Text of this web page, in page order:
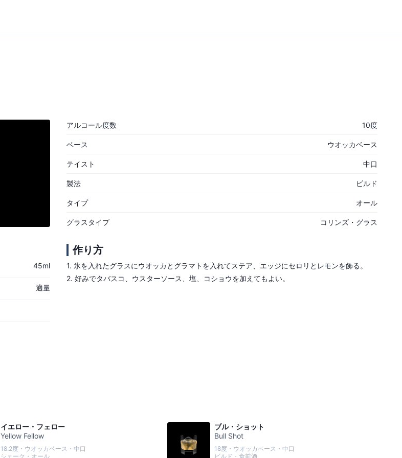
アルコール度数 10度
ベース ウオッカベース
テイスト 中口
製法 ビルド
タイプ オール
グラスタイプ コリンズ・グラス
45ml
適量
作り方
1. 氷を入れたグラスにウオッカとグラマトを入れてステア、エッジにセロリとレモンを飾る。
2. 好みでタバスコ、ウスターソース、塩、コショウを加えてもよい。
イエロー・フェロー
Yellow Fellow
18.2度・ウオッカベース・中口
シェーク・オール
ブル・ショット
Bull Shot
18度・ウオッカベース・中口
ビルド・食前酒